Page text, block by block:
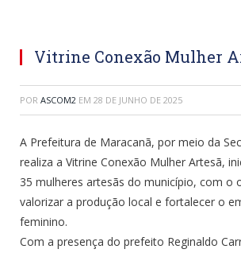
Vitrine Conexão Mulher
POR ASCOM2 EM 28 DE JUNHO DE 2025
A Prefeitura de Maracanã, por meio da
realiza a Vitrine Conexão Mulher Artesã,
35 mulheres artesãs do município, com o
valorizar a produção local e fortalecer o
feminino.
Com a presença do prefeito Reginaldo